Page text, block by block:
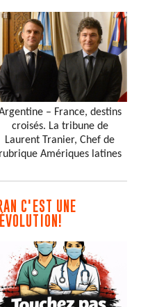
– France, destins
croisés. La tribune de
Laurent Tranier, Chef de
rubrique Amériques latines
C'EST UNE